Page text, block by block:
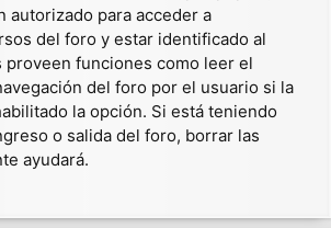
autorizado para acceder a
del foro y estar identificado al
proveen funciones como leer el
del foro por el usuario si la
la opción. Si está teniendo
o salida del foro, borrar las
ayudará.